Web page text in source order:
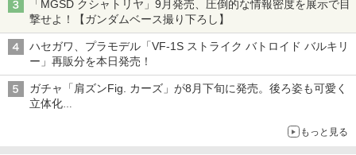
「MGSD クシャトリヤ」9月発売、圧倒的な情報密度を展示で目
撃せよ！【ガンダムベース撮り下ろし】
ハセガワ、プラモデル「VF-1S ストライク バトロイド バルキリ
ー」再販分を本日発売！
ガチャ「肩ズンFig. カーズ」が8月下旬に発売。後ろ姿も可愛く
立体化
もっと見る